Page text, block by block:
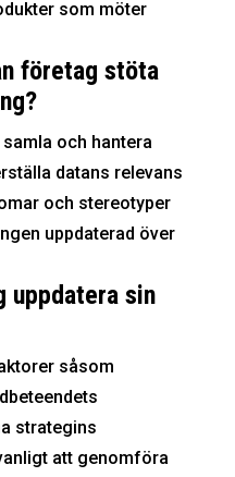
som möter
företag stöta
och hantera
datans relevans
och stereotyper
uppdaterad över
uppdatera sin
såsom
strategins
att genomföra